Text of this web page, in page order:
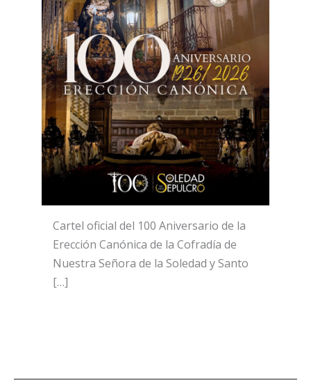
Cartel oficial del 100 Aniversario de la
Erección Canónica de la Cofradía de
Nuestra Señora de la Soledad y Santo
[…]